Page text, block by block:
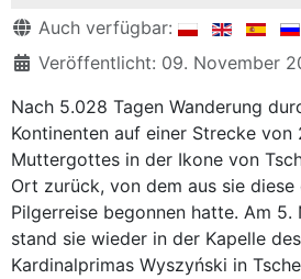
Details
Auch verfügbar:
Veröffentlicht: 09. November
Nach 5.028 Tagen Wanderung
Kontinenten auf einer Strecke
Muttergottes in der Ikone von
Ort zurück, von dem aus sie diese
Pilgerreise begonnen hatte. Am
stand sie wieder in der Kapelle
Kardinalprimas Wyszyński in